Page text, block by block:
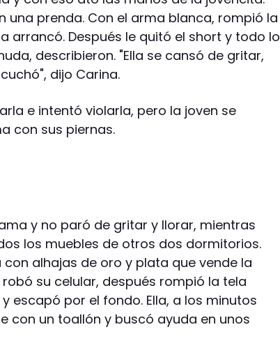
una prenda. Con el arma blanca, rompió la
arrancó. Después le quitó el short y todo lo
describieron. "Ella se cansó de gritar,
dijo Carina.
e intentó violarla, pero la joven se
con sus piernas.
y no paró de gritar y llorar, mientras
los muebles de otros dos dormitorios.
alhajas de oro y plata que vende la
su celular, después rompió la tela
escapó por el fondo. Ella, a los minutos
con un toallón y buscó ayuda en unos